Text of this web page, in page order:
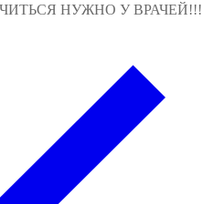
НУЖНО У ВРАЧЕЙ!!!